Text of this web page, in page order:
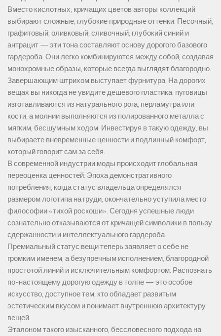
Вместо кислотных, кричащих цветов авторы коллекций
выбирают сложные, глубокие природные оттенки. Песочный,
графитовый, оливковый, сливочный, глубокий синий и
антрацит — эти тона составляют основу дорогого базового
гардероба. Они легко комбинируются между собой, создавая
монохромные образы, которые всегда выглядят благородно.
Завершающим штрихом выступает фурнитура. На дорогих
вещах вы никогда не увидите дешевого пластика: пуговицы
изготавливаются из натурального рога, перламутра или
кости, а молнии выполняются из полированного металла с
мягким, бесшумным ходом. Инвестируя в такую одежду, вы
выбираете вневременные ценности и подлинный комфорт,
который говорит сам за себя.
В современной индустрии моды происходит глобальная
переоценка ценностей. Эпоха демонстративного
потребления, когда статус владельца определялся
размером логотипа на груди, окончательно уступила место
философии «тихой роскоши». Сегодня успешные люди
сознательно отказываются от кричащей символики в пользу
сдержанности и интеллектуального гардероба.
Премиальный статус вещи теперь заявляет о себе не
громким именем, а безупречным исполнением, благородной
простотой линий и исключительным комфортом. Распознать
по-настоящему дорогую одежду в толпе — это особое
искусство, доступное тем, кто обладает развитым
эстетическим вкусом и понимает внутреннюю архитектуру
вещей.
Эталоном такого изысканного, бессловесного подхода на